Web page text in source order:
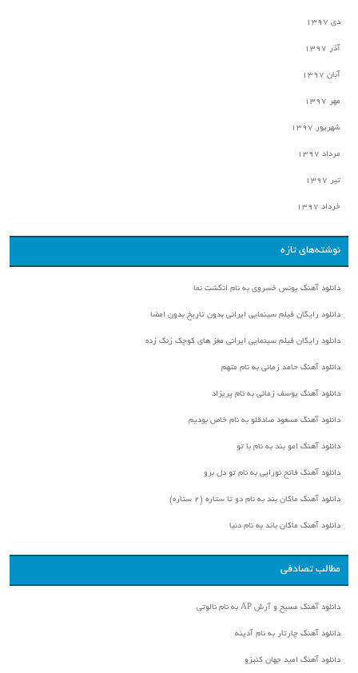
دی ۱۳۹۷
آذر ۱۳۹۷
آبان ۱۳۹۷
مهر ۱۳۹۷
شهریور ۱۳۹۷
مرداد ۱۳۹۷
تیر ۱۳۹۷
خرداد ۱۳۹۷
نوشته‌های تازه
دانلود آهنگ یونس خسروی به نام انگشت نما
دانلود رایگان فیلم سینمایی ایرانی بدون تاریخ بدون امضا
دانلود رایگان فیلم سینمایی ایرانی مغز های کوچک زنگ زده
دانلود آهنگ حامد زمانی به نام متهم
دانلود آهنگ یوسف زمانی به نام پریزاد
دانلود آهنگ مسعود صادقلو به نام خاص بودیم
دانلود آهنگ امو بند به نام با تو
دانلود آهنگ فاتح نورایی به نام تو دل برو
دانلود آهنگ ماکان بند به نام دو تا ستاره (۲ ستاره)
دانلود آهنگ ماکان باند به نام دنیا
مطالب تصادفی
دانلود آهنگ مسیح و آرش AP به نام نالوتی
دانلود آهنگ چارتار به نام آدینه
دانلود آهنگ امید جهان کنیزو